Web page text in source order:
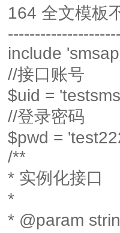
164 全文模板
include
//接口账号
$uid =
//登录密码
$pwd =
/**
* 实例化接口
*
* @param